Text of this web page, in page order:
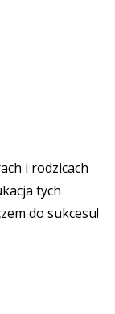
i rodzicach
tych
do sukcesu!